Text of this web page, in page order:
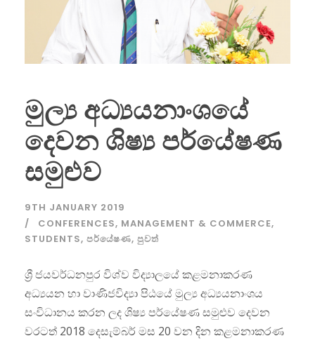
මුල්‍ය අධ්‍යයනාංශයේ
දෙවන ශිෂ්‍ය පර්යේෂණ
සමුළුව
9TH JANUARY 2019
CONFERENCES, MANAGEMENT & COMMERCE,
STUDENTS, පර්යේෂණ, පුවත්
ශ්‍රී ජයවර්ධනපුර විශ්ව විද්‍යාලයේ කළමනාකරණ
අධ්‍යයන හා වාණිජවිද්‍යා පිඨයේ මුල්‍ය අධ්‍යයනාංශය
සංවිධානය කරන ලද ශිෂ්‍ය පර්යේෂණ සමුළුව දෙවන
වරටත් 2018 දෙසැම්බර් මස 20 වන දින කළමනාකරණ